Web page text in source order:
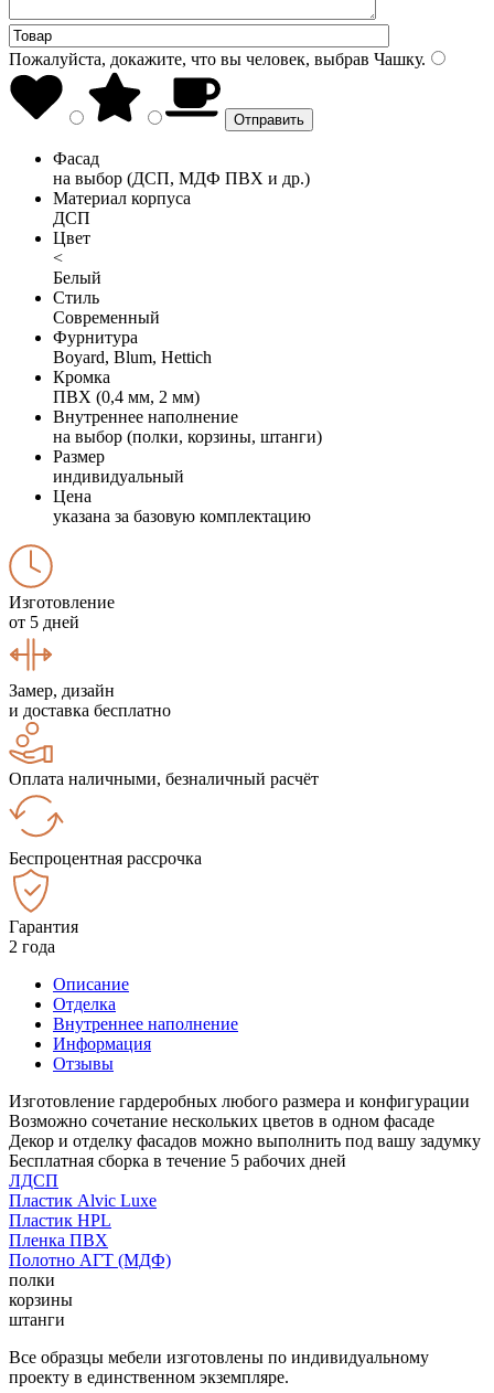
Пожалуйста, докажите, что вы человек, выбрав Чашку.
Фасад
на выбор (ДСП, МДФ ПВХ и др.)
Материал корпуса
ДСП
Цвет
<
Белый
Стиль
Современный
Фурнитура
Boyard, Blum, Hettich
Кромка
ПВХ (0,4 мм, 2 мм)
Внутреннее наполнение
на выбор (полки, корзины, штанги)
Размер
индивидуальный
Цена
указана за базовую комплектацию
Изготовление
от 5 дней
Замер, дизайн
и доставка бесплатно
Оплата наличными, безналичный расчёт
Беспроцентная рассрочка
Гарантия
2 года
Описание
Отделка
Внутреннее наполнение
Информация
Отзывы
Изготовление гардеробных любого размера и конфигурации
Возможно сочетание нескольких цветов в одном фасаде
Декор и отделку фасадов можно выполнить под вашу задумку
Бесплатная сборка в течение 5 рабочих дней
ЛДСП
Пластик Alvic Luxe
Пластик HPL
Пленка ПВХ
Полотно АГТ (МДФ)
полки
корзины
штанги
Все образцы мебели изготовлены по индивидуальному
проекту в единственном экземпляре.